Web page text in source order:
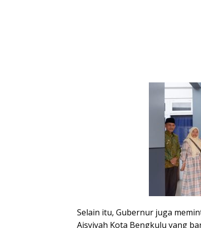
Selain itu, Gubernur juga
Aisyiyah Kota Bengkulu yang